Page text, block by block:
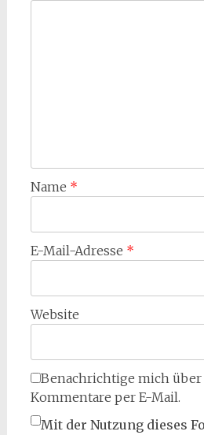
Name *
E-Mail-Adresse *
Website
Benachrichtige mich
Kommentare per E-Mail.
Mit der Nutzung dieses